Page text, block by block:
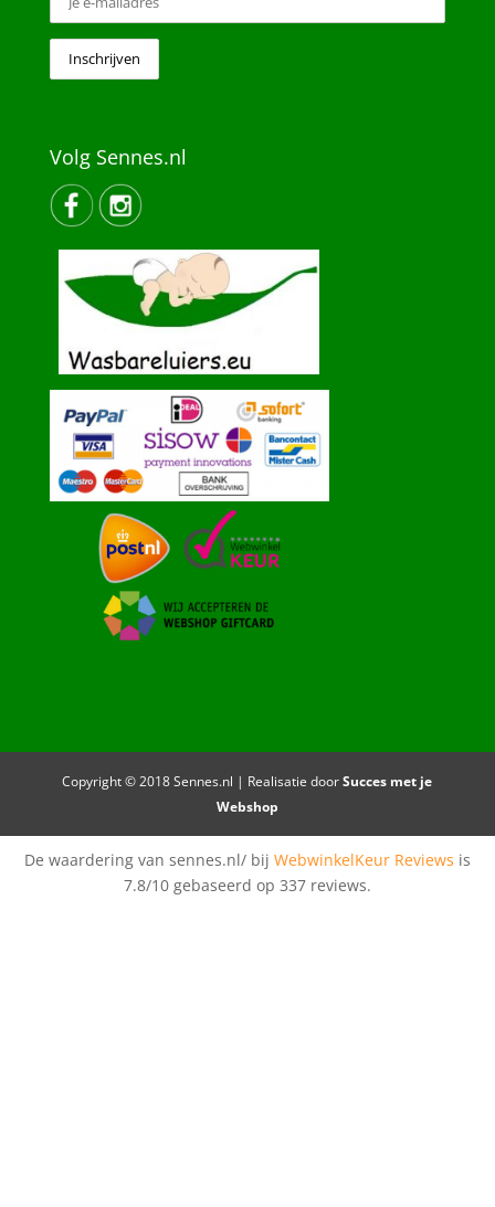
Volg Sennes.nl
Copyright © 2018 Sennes.nl | Realisatie doorSucces met je
Webshop
De waardering van sennes.nl/ bij WebwinkelKeur Reviews is
7.8/10 gebaseerd op 337 reviews.